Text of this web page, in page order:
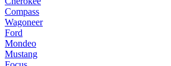
Compass
Wagoneer
Ford
Mondeo
Mustang